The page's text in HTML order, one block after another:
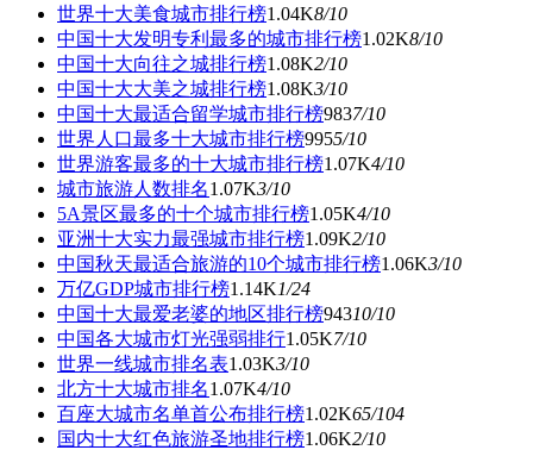
世界十大美食城市排行榜1.04K8/10
中国十大发明专利最多的城市排行榜1.02K8/10
中国十大向往之城排行榜1.08K2/10
中国十大大美之城排行榜1.08K3/10
中国十大最适合留学城市排行榜9837/10
世界人口最多十大城市排行榜9955/10
世界游客最多的十大城市排行榜1.07K4/10
城市旅游人数排名1.07K3/10
5A景区最多的十个城市排行榜1.05K4/10
亚洲十大实力最强城市排行榜1.09K2/10
中国秋天最适合旅游的10个城市排行榜1.06K3/10
万亿GDP城市排行榜1.14K1/24
中国十大最爱老婆的地区排行榜94310/10
中国各大城市灯光强弱排行1.05K7/10
世界一线城市排名表1.03K3/10
北方十大城市排名1.07K4/10
百座大城市名单首公布排行榜1.02K65/104
国内十大红色旅游圣地排行榜1.06K2/10